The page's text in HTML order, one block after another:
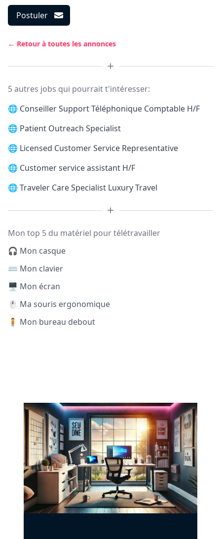
Postuler
← Retour à toutes les annonces
5 autres jobs qui pourrait t'intéresser:
🌐 Conseiller Support Téléphonique Comptable H/F
🌐 Patient Outreach Specialist
🌐 Licensed Customer Service Representative
🌐 Customer service assistant H/F
🌐 Traveler Care Specialist Luxury Travel
Mon top 5 du matériel pour télétravailler
🎧 Mon casque
⌨️ Mon clavier
🖥️ Mon écran
🖱️ Ma souris ergonomique
🧍 Mon bureau debout